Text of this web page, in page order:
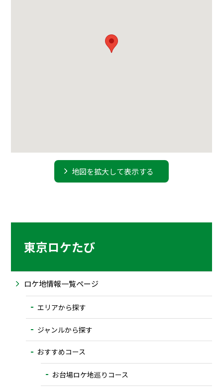
地図を拡大して表示する
東京ロケたび
ロケ地情報一覧ページ
エリアから探す
ジャンルから探す
おすすめコース
お台場ロケ地巡りコース